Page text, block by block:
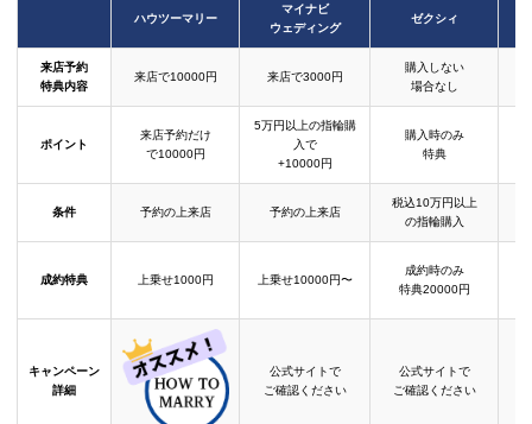
ハウツーマリー
マイナビ
ウェディング
ゼクシィ
来店予約
特典内容
来店で10000円 来店で3000円
購入しない
場合なし
ポイント
来店予約だけ
で10000円
5万円以上の指輪購
入で
+10000円
購入時のみ
特典
条件 予約の上来店 予約の上来店
税込10万円以上
の指輪購入
成約特典 上乗せ1000円 上乗せ10000円〜
成約時のみ
特典20000円
キャンペーン
詳細
公式サイトで
ご確認ください
公式サイトで
ご確認ください